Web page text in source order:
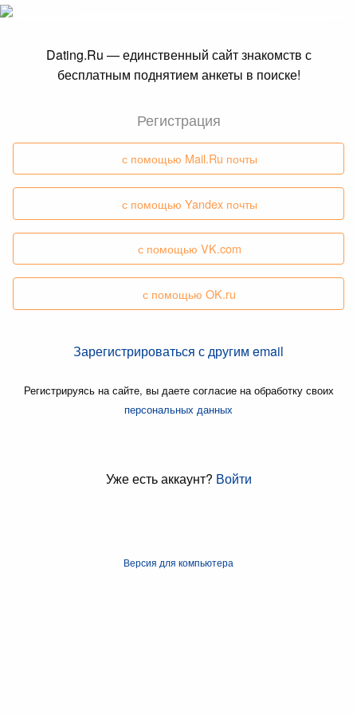
Dating.Ru — единственный сайт знакомств с
бесплатным поднятием анкеты в поиске!
Регистрация
с помощью Mail.Ru почты
с помощью Yandex почты
с помощью VK.com
с помощью OK.ru
Зарегистрироваться с другим email
Регистрируясь на сайте, вы даете согласие на обработку своих
персональных данных
Уже есть аккаунт? Войти
Версия для компьютера